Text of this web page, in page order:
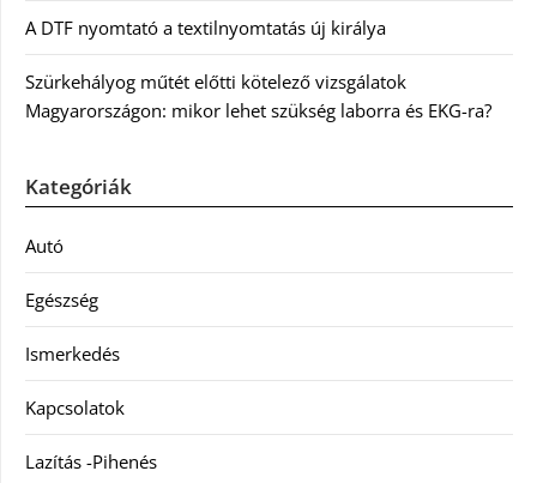
A DTF nyomtató a textilnyomtatás új királya
Szürkehályog műtét előtti kötelező vizsgálatok
Magyarországon: mikor lehet szükség laborra és EKG-ra?
Kategóriák
Autó
Egészség
Ismerkedés
Kapcsolatok
Lazítás -Pihenés